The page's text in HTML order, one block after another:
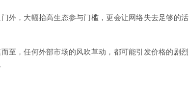
外，大幅抬高生态参与门槛，更会让网络失去足够的活
至，任何外部市场的风吹草动，都可能引发价格的剧烈